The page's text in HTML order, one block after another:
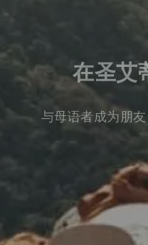
在圣艾
与母语者成为朋